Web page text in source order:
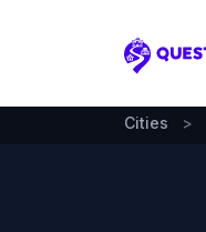
Questo
Cities >